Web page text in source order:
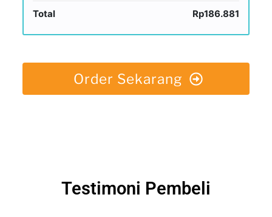
Total Rp186.881
Order Sekarang
Testimoni Pembeli